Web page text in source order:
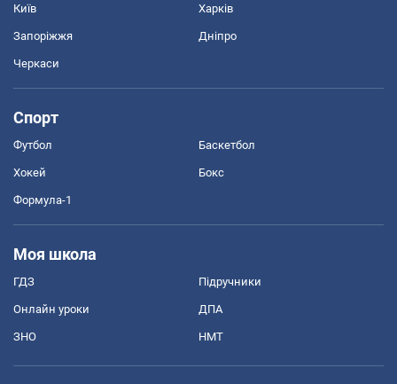
Київ Харків
Запоріжжя Дніпро
Черкаси
Спорт
Футбол Баскетбол
Хокей Бокс
Формула-1
Моя школа
ГДЗ Підручники
Онлайн уроки ДПА
ЗНО НМТ